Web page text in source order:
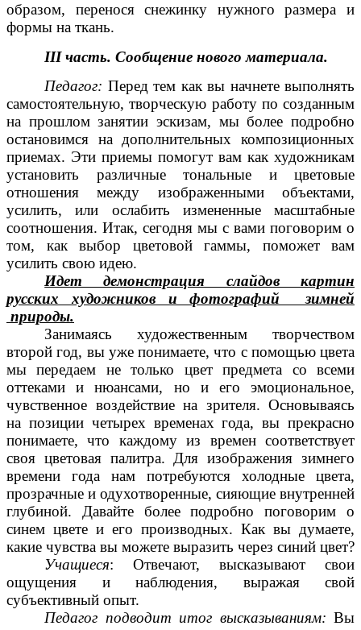
образом, перенося снежинку нужного размера и
формы на ткань.
III часть. Сообщение нового материала.
Педагог: Перед тем как вы начнете выполнять
самостоятельную, творческую работу по созданным
на прошлом занятии эскизам, мы более подробно
остановимся на дополнительных композиционных
приемах. Эти приемы помогут вам как художникам
установить различные тональные и цветовые
отношения между изображенными объектами,
усилить, или ослабить измененные масштабные
соотношения. Итак, сегодня мы с вами поговорим о
том, как выбор цветовой гаммы, поможет вам
усилить свою идею.
Идет демонстрация слайдов картин
русских художников и фотографий зимней
природы.
Занимаясь художественным творчеством
второй год, вы уже понимаете, что с помощью цвета
мы передаем не только цвет предмета со всеми
оттеками и нюансами, но и его эмоциональное,
чувственное воздействие на зрителя. Основываясь
на позиции четырех временах года, вы прекрасно
понимаете, что каждому из времен соответствует
своя цветовая палитра. Для изображения зимнего
времени года нам потребуются холодные цвета,
прозрачные и одухотворенные, сияющие внутренней
глубиной. Давайте более подробно поговорим о
синем цвете и его производных. Как вы думаете,
какие чувства вы можете выразить через синий цвет?
Учащиеся: Отвечают, высказывают свои
ощущения и наблюдения, выражая свой
субъективный опыт.
Педагог подводит итог высказываниям: Вы